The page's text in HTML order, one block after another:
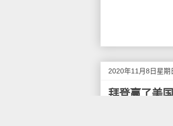
2020年11月8日星期
拜登赢了美